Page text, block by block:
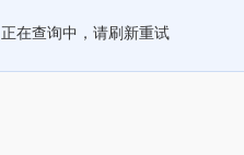
正在查询中，请刷新重试